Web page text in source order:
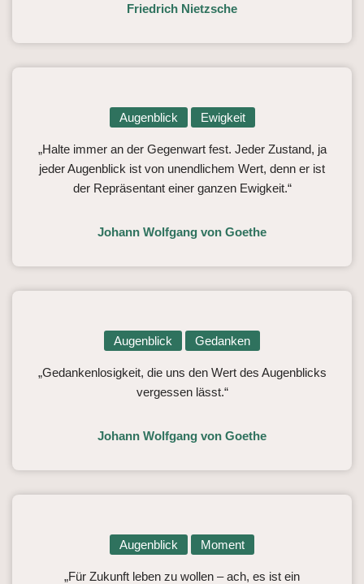
Friedrich Nietzsche
Augenblick Ewigkeit
„Halte immer an der Gegenwart fest. Jeder Zustand, ja
jeder Augenblick ist von unendlichem Wert, denn er ist
der Repräsentant einer ganzen Ewigkeit.“
Johann Wolfgang von Goethe
Augenblick Gedanken
„Gedankenlosigkeit, die uns den Wert des Augenblicks
vergessen lässt.“
Johann Wolfgang von Goethe
Augenblick Moment
„Für Zukunft leben zu wollen – ach, es ist ein